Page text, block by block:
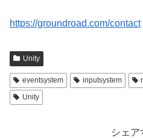
https://groundroad.com/contact
Unity
eventsystem inputsystem
Unity
シェア